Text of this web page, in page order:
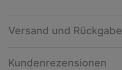
Versand und Rückgabe
Kundenrezensionen